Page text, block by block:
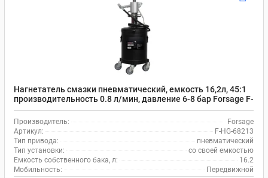
Нагнетатель смазки пневматический, емкость 16,2л, 45:1
производительность 0.8 л/мин, давление 6-8 бар Forsage F-
HG-68213
Производитель:
Forsage
Артикул:
F-HG-68213
Тип привода:
пневматический
Тип установки:
со своей емкостью
Емкость собственного бака, л:
16.2
Мобильность:
Передвижной